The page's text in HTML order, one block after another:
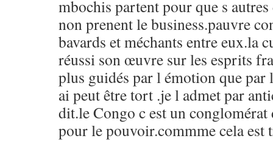
mbochis partent pour que s
non prenent le business.pauvre
bavards et méchants entre eux.la
réussi son œuvre sur les esprits
plus guidés par l émotion que
ai peut être tort .je l admet par
dit.le Congo c est un
pour le pouvoir.commme cela est